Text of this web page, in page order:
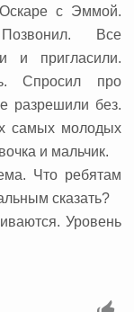
с Эммой.
Позвонил. Все
и пригласили.
Спросил про
разрешили без.
самых молодых
и мальчик.
Что ребятам
сказать?
Уровень